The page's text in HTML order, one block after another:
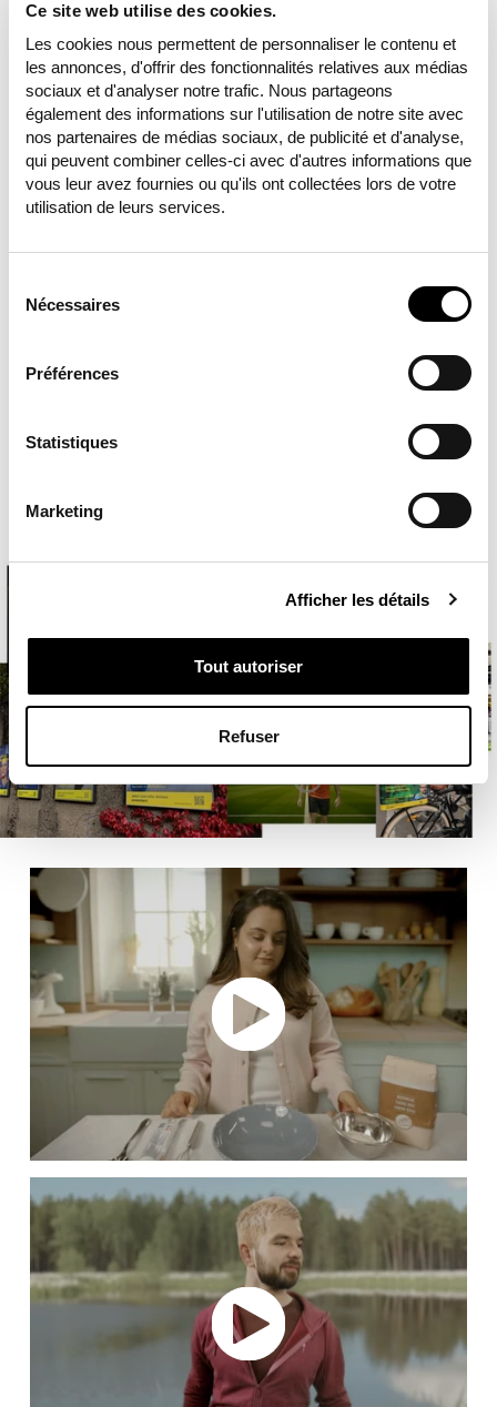
Ce site web utilise des cookies.
Les cookies nous permettent de personnaliser le contenu et
les annonces, d'offrir des fonctionnalités relatives aux médias
sociaux et d'analyser notre trafic. Nous partageons
également des informations sur l'utilisation de notre site avec
nos partenaires de médias sociaux, de publicité et d'analyse,
qui peuvent combiner celles-ci avec d'autres informations que
vous leur avez fournies ou qu'ils ont collectées lors de votre
utilisation de leurs services.
Nécessaires
Préférences
Statistiques
Marketing
Afficher les détails
Tout autoriser
Refuser
proximité avec l’industrie et des professeurs
d’industries partenaires ainsi que des
équipements de laboratoire à la pointe de la
modernité avec lumière naturelle sont quelques-
unes des caractéristiques uniques qui distinguent
la Haute école des sciences du vivant FHNW.
Production cinématographique :tvision AG
Photographie :
Client
Prestations/Services